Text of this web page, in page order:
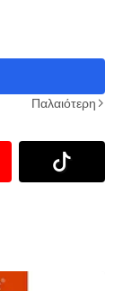
Παλαιότερη